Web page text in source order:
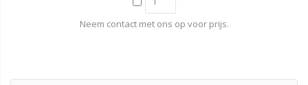
Neem contact met ons op voor prijs.